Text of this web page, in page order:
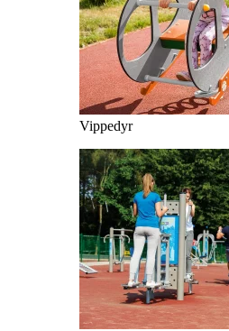
Vippedyr